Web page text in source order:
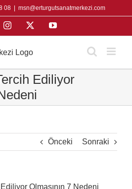
08 msn@erturgutsanatmerkezi.com
Instagram YouTube
Ediliyor
Önceki Sonraki